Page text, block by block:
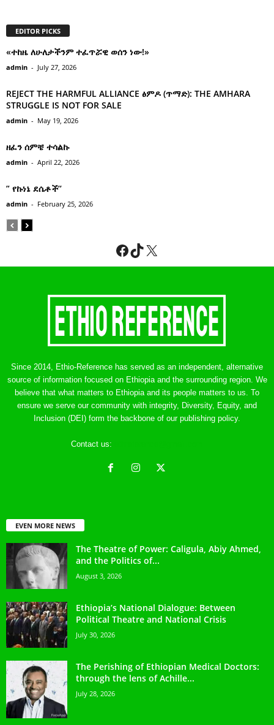
EDITOR PICKS
«ተከዜ ለሁለታችንም ተፈጥሯዊ ወሰን ነው!»
admin - July 27, 2026
REJECT THE HARMFUL ALLIANCE ፅምዶ (ጥማድ): THE AMHARA
STRUGGLE IS NOT FOR SALE
admin - May 19, 2026
ዘፈን ሰምቼ ተሳልኩ
admin - April 22, 2026
” የኩነኔ ደሴቶች’’
admin - February 25, 2026
Facebook
TikTok
X
Since 2014, Ethio-Reference has served as an independent, alternative
source of information focused on Ethiopia and the surrounding region. We
believe that what matters to Ethiopia and its people matters to us. To
ensure we serve our community with integrity, Diversity, Equity, and
Inclusion (DEI) form the backbone of our publishing policy.
Contact us:
EVEN MORE NEWS
The Theatre of Power: Caligula, Abiy Ahmed,
and the Politics of...
August 3, 2026
Ethiopia’s National Dialogue: Between
Political Theatre and National Crisis
July 30, 2026
The Perishing of Ethiopian Medical Doctors:
through the lens of Achille...
July 28, 2026